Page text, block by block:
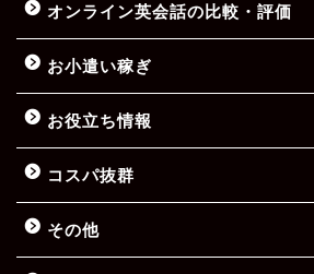
オンライン英会話の比較・評価
お小遣い稼ぎ
お役立ち情報
コスパ抜群
その他